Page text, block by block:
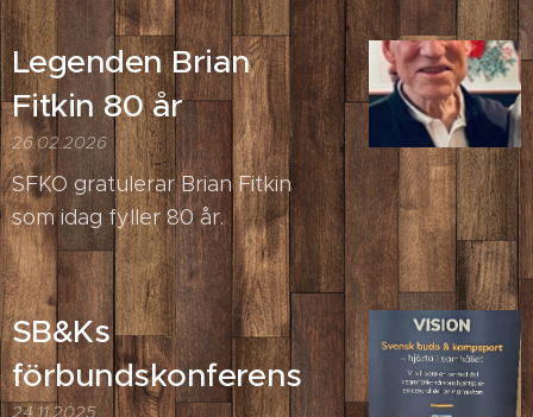
Legenden Brian
Fitkin 80 år
26.02.2026
SFKO gratulerar Brian Fitkin
som idag fyller 80 år.
SB&Ks
förbundskonferens
24.11.2025